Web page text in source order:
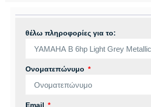
θέλω πληροφορίες για το:
Ονοματεπώνυμο
Email